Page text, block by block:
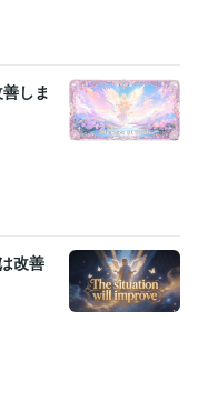
スプレッドシート:3年
Canva:0年
ド
しま
改善